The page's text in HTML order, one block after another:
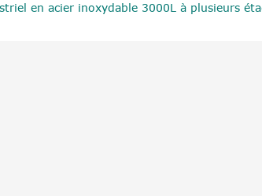
en acier inoxydable 3000L à plusieurs